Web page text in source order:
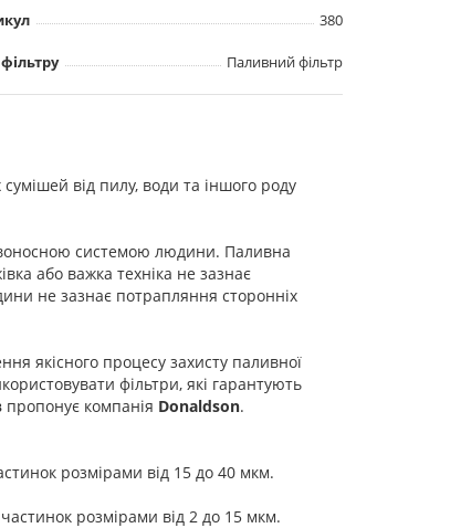
380
Паливний фільтр
від пилу, води та іншого роду
системою людини. Паливна
або важка техніка не зазнає
не зазнає потрапляння сторонніх
якісного процесу захисту паливної
фільтри, які гарантують
пропонує компанія Donaldson.
розмірами від 15 до 40 мкм.
розмірами від 2 до 15 мкм.